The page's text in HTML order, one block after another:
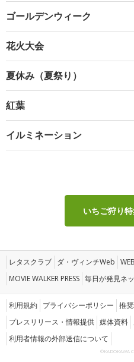
ゴールデンウィーク
花火大会
夏休み（夏祭り）
紅葉
イルミネーション
いちご狩り
レタスクラブ ダ・ヴィンチWeb
MOVIE WALKER PRESS 毎日が発見ネ
利用規約 プライバシーポリシー 推
プレスリリース・情報提供 媒体資料
利用者情報の外部送信について
©KADOKAWA